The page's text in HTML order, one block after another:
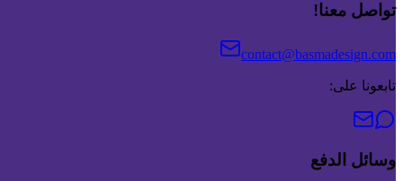
تواصل معنا!
contact@basmadesign.com
تابعونا على:
وسائل الدفع